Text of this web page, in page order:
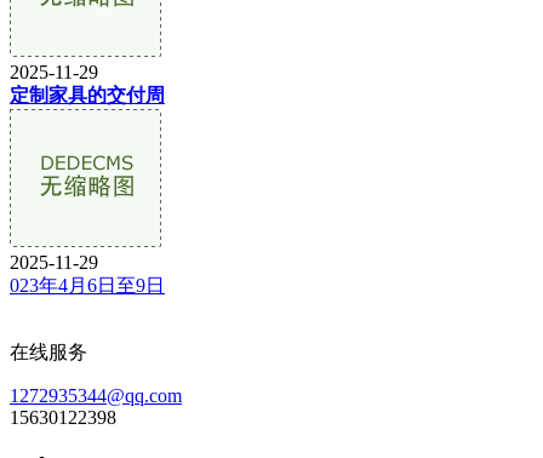
2025-11-29
定制家具的交付周
2025-11-29
023年4月6日至9日
在线服务
1272935344@qq.com
15630122398